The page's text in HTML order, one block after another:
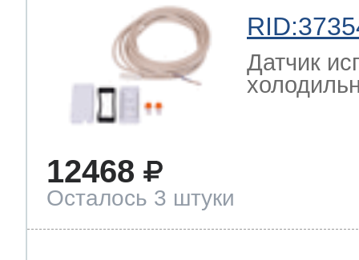
Датчик
12468
Осталось 3 штуки